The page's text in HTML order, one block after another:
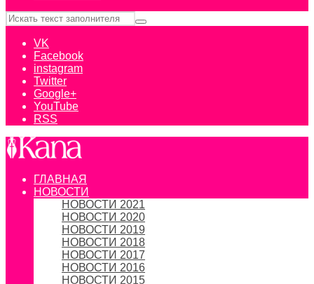
VK
Facebook
instagram
Twitter
Google+
YouTube
RSS
ГЛАВНАЯ
НОВОСТИ
НОВОСТИ 2021
НОВОСТИ 2020
НОВОСТИ 2019
НОВОСТИ 2018
НОВОСТИ 2017
НОВОСТИ 2016
НОВОСТИ 2015